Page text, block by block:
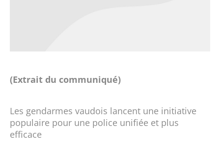
(Extrait du communiqué)
Les gendarmes vaudois lancent une initiative
populaire pour une police unifiée et plus
efficace